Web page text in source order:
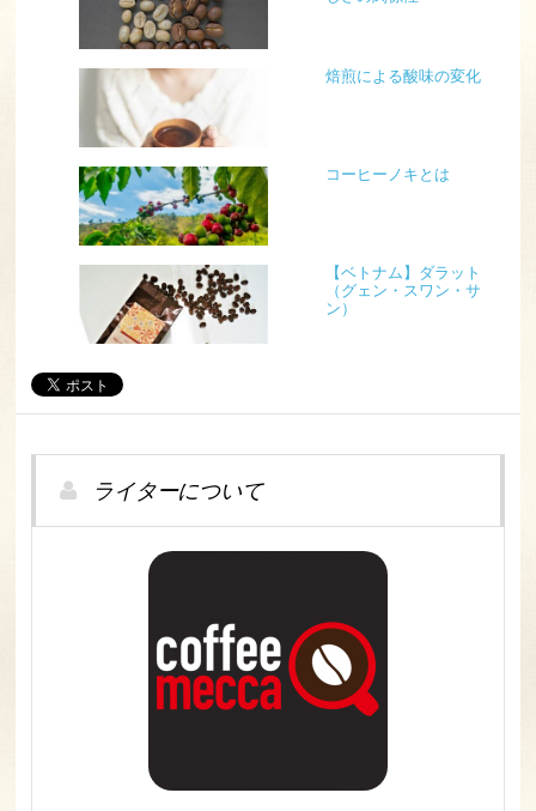
焙煎による酸味の変化
コーヒーノキとは
【ベトナム】ダラット
（グェン・スワン・サ
ン）
ライターについて